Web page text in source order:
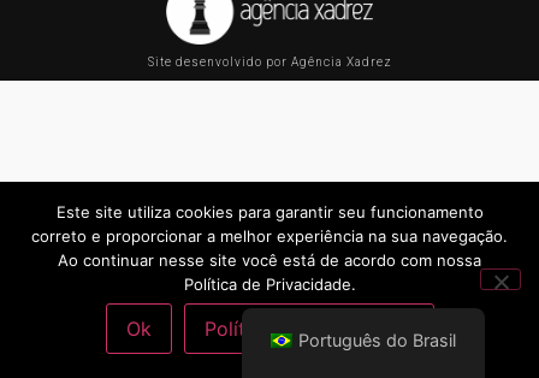
Site desenvolvido por Agência Xadrez
Português do Brasil
Este site utiliza cookies para garantir seu funcionamento
correto e proporcionar a melhor experiência na sua navegação.
Ao continuar nesse site você está de acordo com nossa
Política de Privacidade.
Ok Política de Privacidade